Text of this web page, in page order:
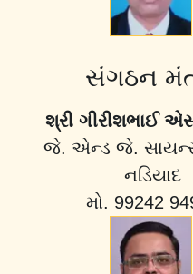
સંગઠન
શ્રી ગીરીશભાઈ
જે. એન્ડ જે.
નડિયાદ
મો. 99242